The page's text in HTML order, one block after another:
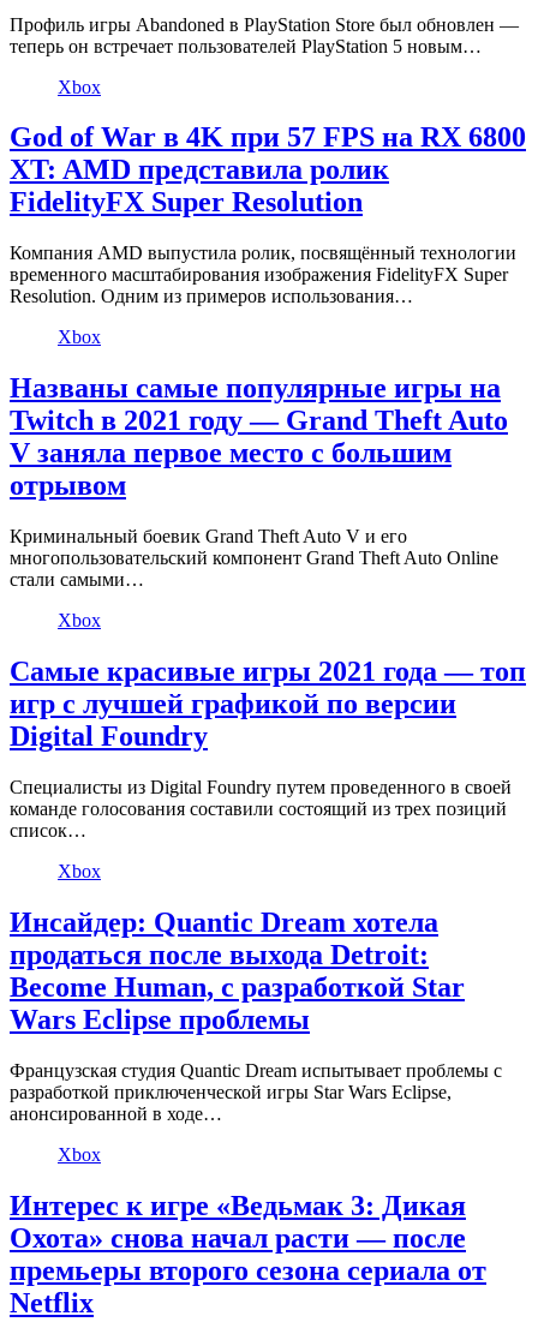
Профиль игры Abandoned в PlayStation Store был обновлен —
теперь он встречает пользователей PlayStation 5 новым…
Xbox
God of War в 4K при 57 FPS на RX 6800
XT: AMD представила ролик
FidelityFX Super Resolution
Компания AMD выпустила ролик, посвящённый технологии
временного масштабирования изображения FidelityFX Super
Resolution. Одним из примеров использования…
Xbox
Названы самые популярные игры на
Twitch в 2021 году — Grand Theft Auto
V заняла первое место с большим
отрывом
Криминальный боевик Grand Theft Auto V и его
многопользовательский компонент Grand Theft Auto Online
стали самыми…
Xbox
Самые красивые игры 2021 года — топ
игр с лучшей графикой по версии
Digital Foundry
Специалисты из Digital Foundry путем проведенного в своей
команде голосования составили состоящий из трех позиций
список…
Xbox
Инсайдер: Quantic Dream хотела
продаться после выхода Detroit:
Become Human, с разработкой Star
Wars Eclipse проблемы
Французская студия Quantic Dream испытывает проблемы с
разработкой приключенческой игры Star Wars Eclipse,
анонсированной в ходе…
Xbox
Интерес к игре «Ведьмак 3: Дикая
Охота» снова начал расти — после
премьеры второго сезона сериала от
Netflix